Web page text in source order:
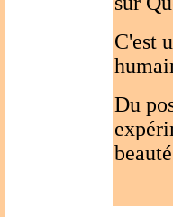
C'est
Du